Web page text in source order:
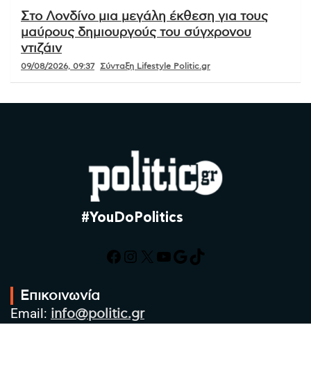
Στο Λονδίνο μια μεγάλη έκθεση για τους
μαύρους δημιουργούς του σύγχρονου
ντιζάιν
09/08/2026, 09:37 Σύνταξη Lifestyle Politic.gr
#YouDoPolitics
Facebook
Instagram
X YouTube
Google
TikTok
Επικοινωνία
Email: info@politic.gr